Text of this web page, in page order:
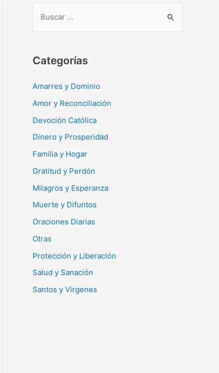
c
r
Categorías
Amarres y Dominio
Amor y Reconciliación
Devoción Católica
Dinero y Prosperidad
Familia y Hogar
Gratitud y Perdón
Milagros y Esperanza
Muerte y Difuntos
Oraciones Diarias
Otras
Protección y Liberación
Salud y Sanación
Santos y Vírgenes